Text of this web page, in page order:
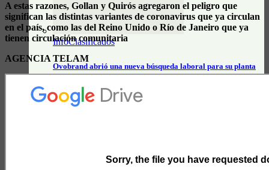
InfoClasificados
Ovobrand abrió una nueva búsqueda laboral para su planta
A estas razones, Gollan y Quirós agregaron el peligro que
significan las distintas variantes de coronavirus que ya circulan
en el país, como las del Reino Unido o Río de Janeiro que ya
tienen circulación comunitaria
AGENCIA TELAM